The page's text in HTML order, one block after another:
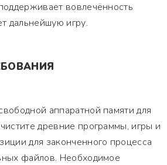
вовлечённость
дальнейшую игру.
аппаратной памяти для
древние программы, игры и
для законченного процесса
файлов. Необходимое